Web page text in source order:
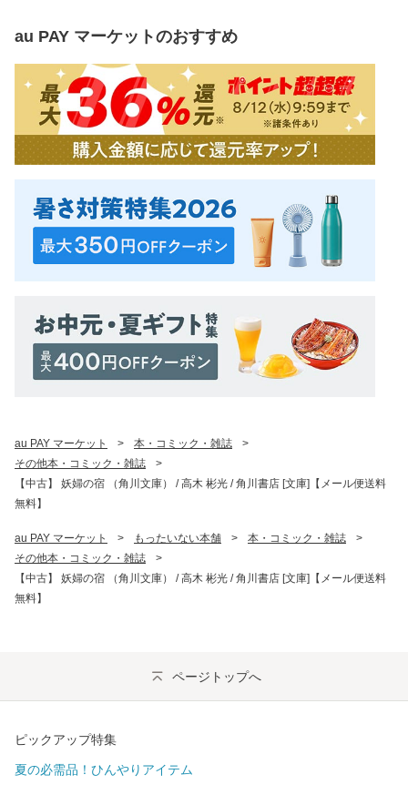
au PAY マーケットのおすすめ
au PAY マーケット > 本・コミック・雑誌
>
その他本・コミック・雑誌
>
【中古】 妖婦の宿 （角川文庫） / 高木 彬光 / 角川書店 [文庫]【メール便送料
無料】
au PAY マーケット > もったいない本舗 > 本・コミック・雑誌
>
その他本・コミック・雑誌
>
【中古】 妖婦の宿 （角川文庫） / 高木 彬光 / 角川書店 [文庫]【メール便送料
無料】
ページトップへ
ピックアップ特集
夏の必需品！ひんやりアイテム